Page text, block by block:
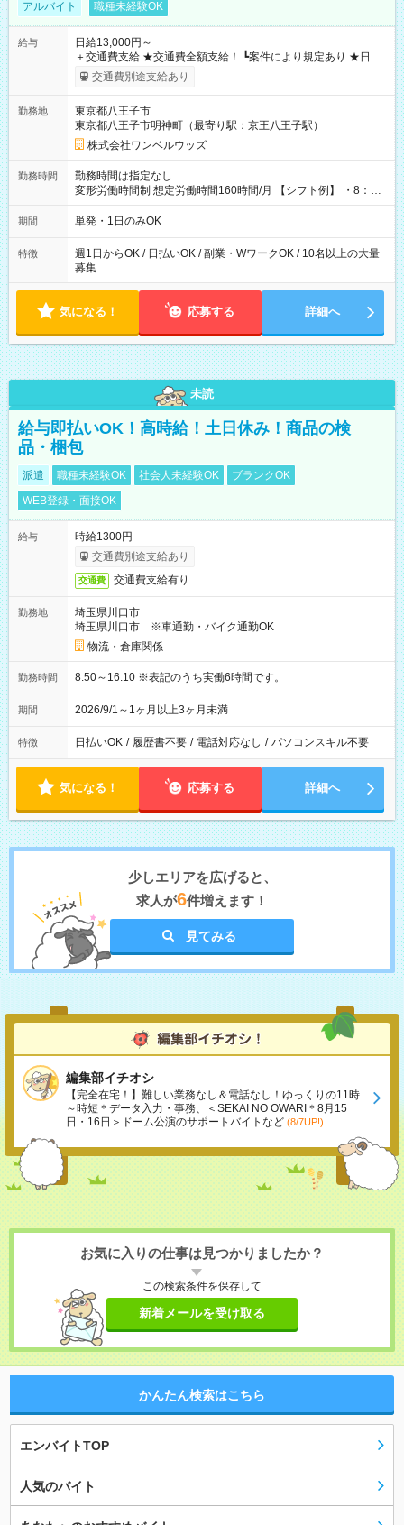
アルバイト 職種未経験OK
給与
日給13,000円～
＋交通費支給 ★交通費全額支給！ ┗案件により規定あり ★日払
いOK！（規定あり） ┗働いたその日に現金GET♪ お仕事後はコ
ンビニATMから 日払い分を引き落とせます！ 【試用期間】試
交通費別途支給あり
勤務地
東京都八王子市
東京都八王子市明神町（最寄り駅：京王八王子駅）
株式会社ワンベルウッズ
勤務時間
勤務時間は指定なし
変形労働時間制 想定労働時間160時間/月 【シフト例】 ・8：00
～21：00
期間 単発・1日のみOK
特徴
週1日からOK / 日払いOK / 副業・WワークOK / 10名以上の大量
募集
気になる！ 応募する 詳細へ
未読
給与即払いOK！高時給！土日休み！商品の検
品・梱包
派遣 職種未経験OK 社会人未経験OK
ブランクOK
WEB登録・面接OK
給与
時給1300円
交通費別途支給あり
交通費 交通費支給有り
勤務地
埼玉県川口市
埼玉県川口市 ※車通勤・バイク通勤OK
物流・倉庫関係
勤務時間 8:50～16:10 ※表記のうち実働6時間です。
期間 2026/9/1～1ヶ月以上3ヶ月未満
特徴 日払いOK / 履歴書不要 / 電話対応なし / パソコンスキル不要
気になる！ 応募する 詳細へ
少しエリアを広げると、
求人が6件増えます！
見てみる
編集部イチオシ
【完全在宅！】難しい業務なし＆電話なし！ゆっくりの11時
～時短＊データ入力・事務、＜SEKAI NO OWARI＊8月15
日・16日＞ドーム公演のサポートバイトなど (8/7UP!)
お気に入りの仕事は見つかりましたか？
この検索条件を保存して
新着メールを受け取る
かんたん検索はこちら
エンバイトTOP
人気のバイト